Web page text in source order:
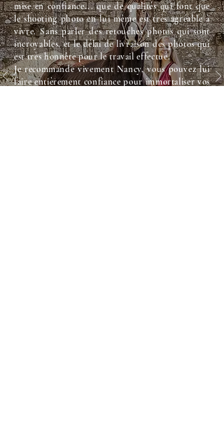
mise en confiance... que de qualités qui font que
le shooting photo en lui même est très agréable à
vivre. Sans parler des retouches photos qui sont
incroyables, et le délai de livraison des photos qui
est très honnête pour le travail effectué.
Je recommande vivement Nancy, vous pouvez lui
faire entièrement confiance pour immortaliser vos